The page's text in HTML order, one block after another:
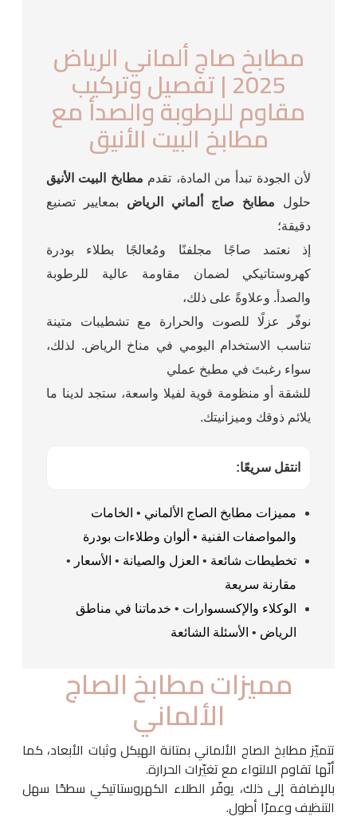
مطابخ صاج ألماني الرياض
2025 | تفصيل وتركيب
مقاوم للرطوبة والصدأ مع
مطابخ البيت الأنيق
لأن الجودة تبدأ من المادة، تقدم مطابخ البيت الأنيق
حلول مطابخ صاج ألماني الرياض بمعايير تصنيع
دقيقة؛
إذ نعتمد صاجًا مجلفنًا ومُعالجًا بطلاء بودرة
كهروستاتيكي لضمان مقاومة عالية للرطوبة
والصدأ. وعلاوةً على ذلك،
نوفّر عزلًا للصوت والحرارة مع تشطيبات متينة
تناسب الاستخدام اليومي في مناخ الرياض. لذلك،
سواء رغبتَ في مطبخ عملي
للشقة أو منظومة قوية لفيلا واسعة، ستجد لدينا ما
يلائم ذوقك وميزانيتك.
انتقل سريعًا:
مميزات مطابخ الصاج الألماني • الخامات
والمواصفات الفنية • ألوان وطلاءات بودرة
تخطيطات شائعة • العزل والصيانة • الأسعار •
مقارنة سريعة
الوكلاء والإكسسوارات • خدماتنا في مناطق
الرياض • الأسئلة الشائعة
مميزات مطابخ الصاج
الألماني
تتميّز مطابخ الصاج الألماني بمتانة الهيكل وثبات الأبعاد، كما
أنّها تقاوم الالتواء مع تغيّرات الحرارة.
بالإضافة إلى ذلك، يوفّر الطلاء الكهروستاتيكي سطحًا سهل
التنظيف وعمرًا أطول.